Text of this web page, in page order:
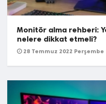
Monitör alma rehberi:
nelere dikkat etmeli?
28 Temmuz 2022 Perşembe